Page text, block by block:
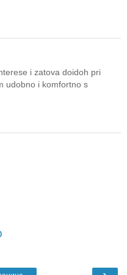
i zatova doidoh pri
udobno i komfortno s